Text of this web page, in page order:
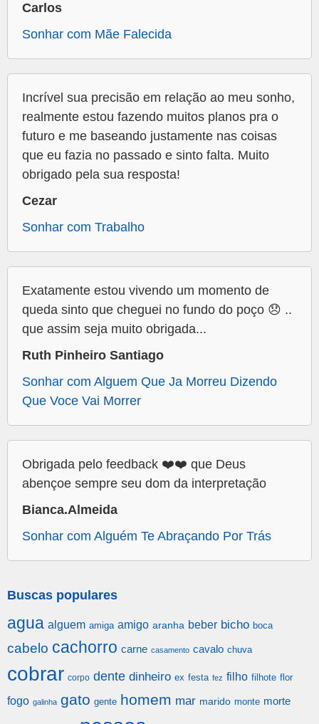
Carlos
Sonhar com Mãe Falecida
Incrível sua precisão em relação ao meu sonho,
realmente estou fazendo muitos planos pra o
futuro e me baseando justamente nas coisas
que eu fazia no passado e sinto falta. Muito
obrigado pela sua resposta!
Cezar
Sonhar com Trabalho
Exatamente estou vivendo um momento de
queda sinto que cheguei no fundo do poço 😞 ..
que assim seja muito obrigada...
Ruth Pinheiro Santiago
Sonhar com Alguem Que Ja Morreu Dizendo
Que Voce Vai Morrer
Obrigada pelo feedback ❤️❤️ que Deus
abençoe sempre seu dom da interpretação
Bianca.Almeida
Sonhar com Alguém Te Abraçando Por Trás
Buscas populares
agua alguem amiga amigo aranha beber bicho boca
cabelo cachorro carne casamento cavalo chuva
cobrar corpo dente dinheiro ex festa fez filho filhote flor
fogo galinha gato gente homem mar marido monte morte